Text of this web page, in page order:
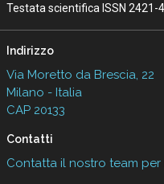
Testata scientifica ISSN 2421-
Indirizzo
Via Moretto da Brescia, 22
Milano - Italia
CAP 20133
Contatti
Contatta il nostro team